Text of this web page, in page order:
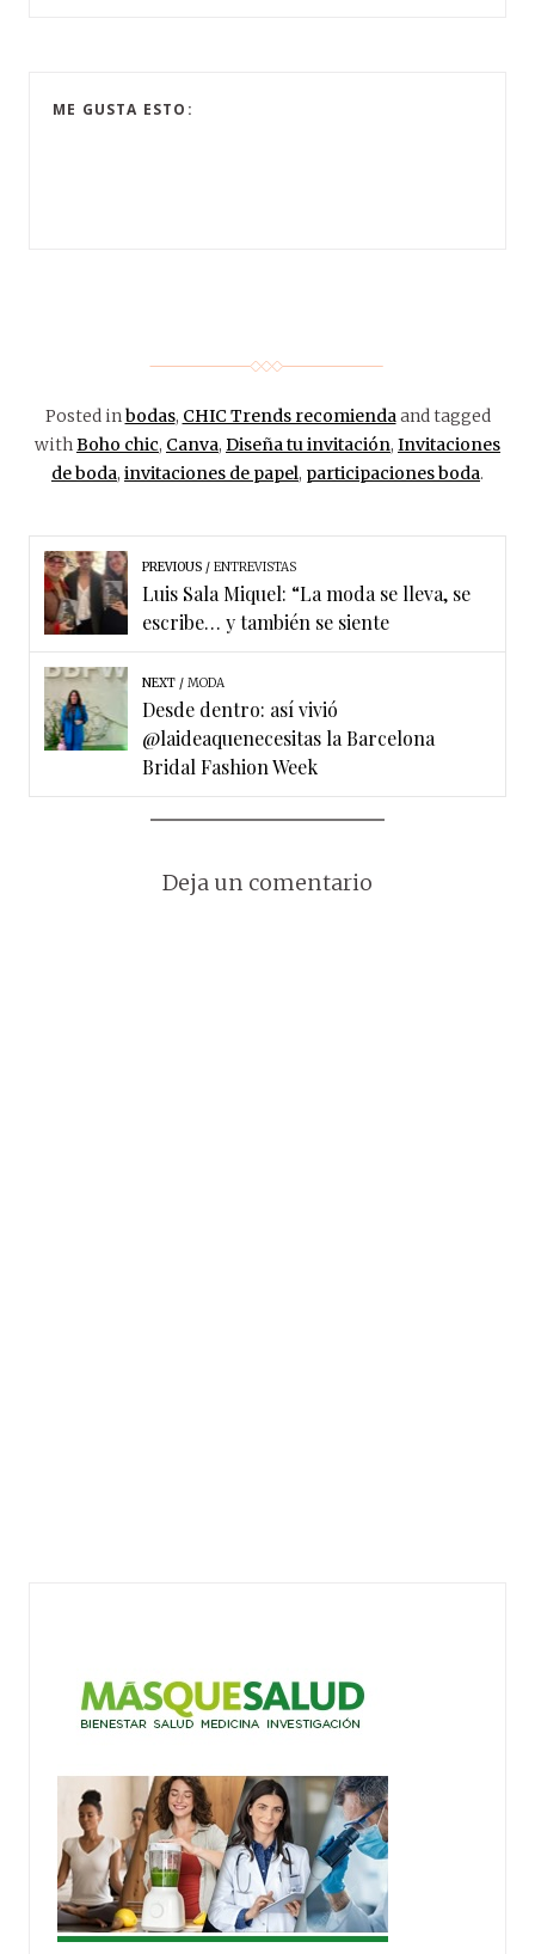
ME GUSTA ESTO:
Posted inbodas, CHIC Trends recomiendaand tagged
withBoho chic, Canva, Diseña tu invitación, Invitaciones
de boda, invitaciones de papel, participaciones boda.
PREVIOUS ENTREVISTAS
Luis Sala Miquel: “La moda se lleva, se
escribe… y también se siente
NEXT MODA
Desde dentro: así vivió
@laideaquenecesitas la Barcelona
Bridal Fashion Week
Deja un comentario